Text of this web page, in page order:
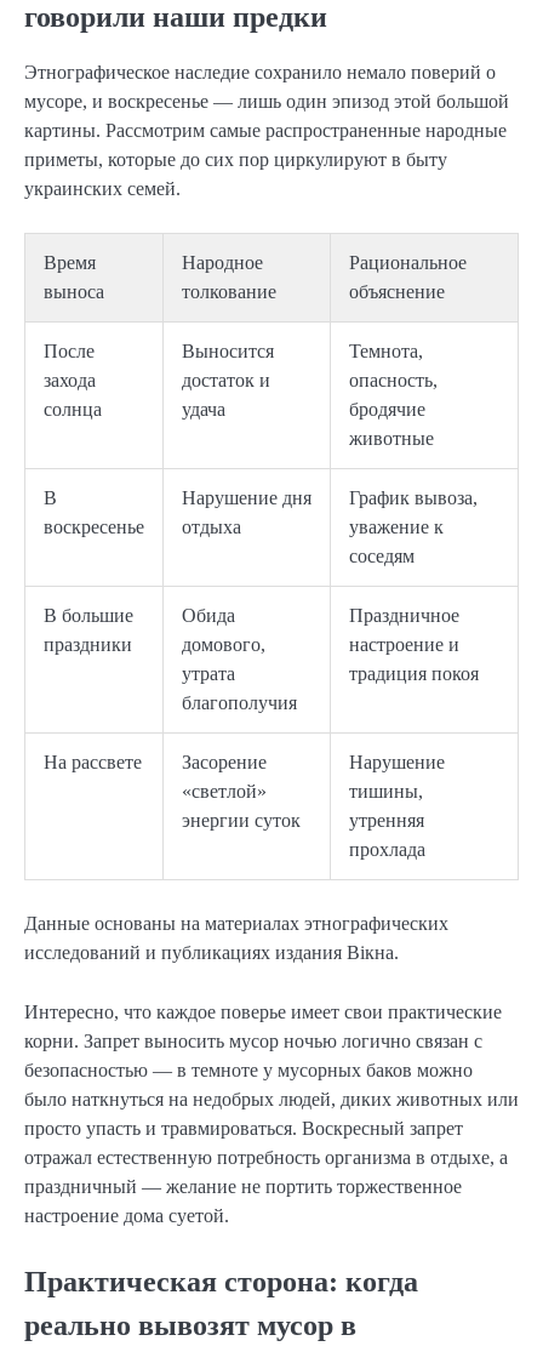
говорили наши предки
Этнографическое наследие сохранило немало поверий о
мусоре, и воскресенье — лишь один эпизод этой большой
картины. Рассмотрим самые распространенные народные
приметы, которые до сих пор циркулируют в быту
украинских семей.
Время
выноса
Народное
толкование
Рациональное
объяснение
После
захода
солнца
Выносится
достаток и
удача
Темнота,
опасность,
бродячие
животные
В
воскресенье
Нарушение дня
отдыха
График вывоза,
уважение к
соседям
В большие
праздники
Обида
домового,
утрата
благополучия
Праздничное
настроение и
традиция покоя
На рассвете
Засорение
«светлой»
энергии суток
Нарушение
тишины,
утренняя
прохлада
Данные основаны на материалах этнографических
исследований и публикациях издания Вікна.
Интересно, что каждое поверье имеет свои практические
корни. Запрет выносить мусор ночью логично связан с
безопасностью — в темноте у мусорных баков можно
было наткнуться на недобрых людей, диких животных или
просто упасть и травмироваться. Воскресный запрет
отражал естественную потребность организма в отдыхе, а
праздничный — желание не портить торжественное
настроение дома суетой.
Практическая сторона: когда
реально вывозят мусор в